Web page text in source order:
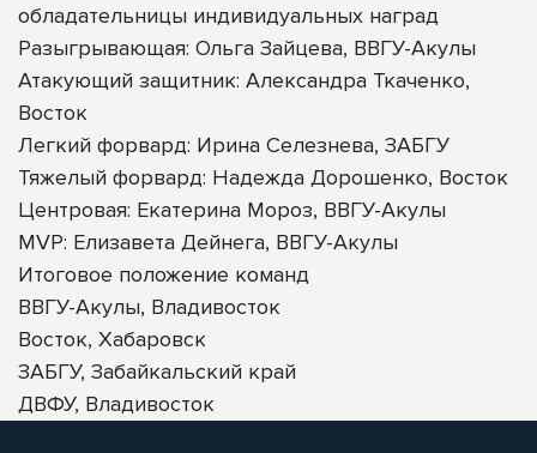
обладательницы индивидуальных наград
Разыгрывающая: Ольга Зайцева, ВВГУ-Акулы
Атакующий защитник: Александра Ткаченко,
Восток
Легкий форвард: Ирина Селезнева, ЗАБГУ
Тяжелый форвард: Надежда Дорошенко, Восток
Центровая: Екатерина Мороз, ВВГУ-Акулы
MVP: Елизавета Дейнега, ВВГУ-Акулы
Итоговое положение команд
ВВГУ-Акулы, Владивосток
Восток, Хабаровск
ЗАБГУ, Забайкальский край
ДВФУ, Владивосток